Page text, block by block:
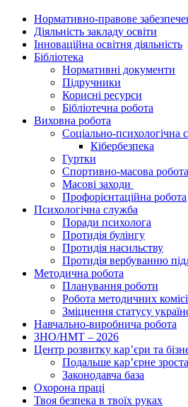
Нормативно-правове
Діяльність закладу освіти
Інноваційна освітня діяльність
Бібліотека
Нормативні документи
Підручники
Корисні ресурси
Бібліотечна робота
Виховна робота
Соціально-психологічна
Кібербезпека
Гуртки
Спортивно-масова робота
Масові заходи
Профорієнтаційна робота
Психологічна служба
Поради психолога
Протидія булінгу
Протидія насильству
Протидія вербуванню
Методична робота
Планування роботи
Робота методичних
Зміцнення статусу
Навчально-виробнича робота
ЗНО/НМТ – 2026
Центр розвитку кар’єри та
Подальше кар’єрне
Законодавча база
Охорона праці
Твоя безпека в твоїх руках